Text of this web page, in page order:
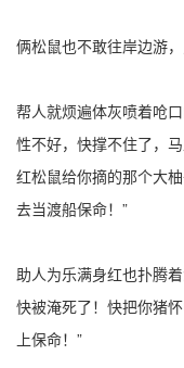
俩松鼠也不敢往岸边游
帮人就烦遍体灰喷着呛
性不好，快撑不住了，
红松鼠给你摘的那个大
去当渡船保命！”
助人为乐满身红也扑腾
快被淹死了！快把你猪
上保命！”